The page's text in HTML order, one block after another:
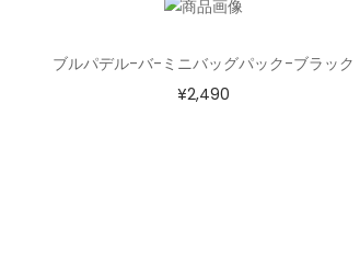
ブルパデル-バ-ミニバッグパック-ブラック
¥2,490